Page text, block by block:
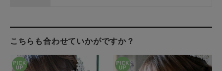
こちらも合わせていかがですか？